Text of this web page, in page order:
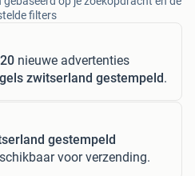
filters
nieuwe advertenties
zwitserland gestempeld.
gestempeld
voor verzending.